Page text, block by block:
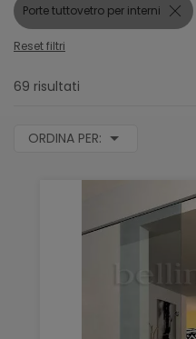
Porte tuttovetro per interni
Reset filtri
69 risultati
ORDINA PER: